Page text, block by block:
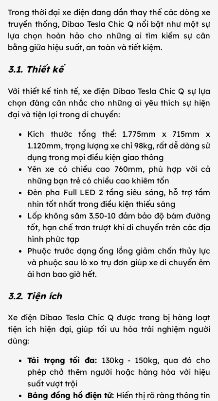
Trong thời đại xe điện đang dần thay thế các dòng xe
truyền thống, Dibao Tesla Chic Q nổi bật như một sự
lựa chọn hoàn hảo cho những ai tìm kiếm sự cân
bằng giữa hiệu suất, an toàn và tiết kiệm.
3.1. Thiết kế
Với thiết kế tinh tế, xe điện Dibao Tesla Chic Q sự lựa
chọn đáng cân nhắc cho những ai yêu thích sự hiện
đại và tiện lợi trong di chuyển:
Kích thước tổng thể: 1.775mm x 715mm x
1.120mm, trọng lượng xe chỉ 98kg, rất dễ dàng sử
dụng trong mọi điều kiện giao thông
Yên xe có chiều cao 760mm, phù hợp với cả
những bạn trẻ có chiều cao khiêm tốn
Đèn pha Full LED 2 tầng siêu sáng, hỗ trợ tầm
nhìn tốt nhất trong điều kiện thiếu sáng
Lốp không săm 3.50-10 đảm bảo độ bám đường
tốt, hạn chế trơn trượt khi di chuyển trên các địa
hình phức tạp
Phuộc trước dạng ống lồng giảm chấn thủy lực
và phuộc sau lò xo trụ đơn giúp xe di chuyển êm
ái hơn bao giờ hết.
3.2. Tiện ích
Xe điện Dibao Tesla Chic Q được trang bị hàng loạt
tiện ích hiện đại, giúp tối ưu hóa trải nghiệm người
dùng:
Tải trọng tối đa: 130kg - 150kg, qua đó cho
phép chở thêm người hoặc hàng hóa với hiệu
suất vượt trội
Bảng đồng hồ điện tử: Hiển thị rõ ràng thông tin